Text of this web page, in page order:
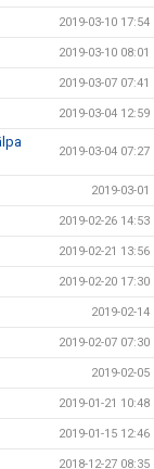
2019-03-10 17:54
2019-03-10 08:01
2019-03-07 07:41
2019-03-04 12:59
2019-03-04 07:27
2019-03-01
2019-02-26 14:53
2019-02-21 13:56
2019-02-20 17:30
2019-02-14
2019-02-07 07:30
2019-02-05
2019-01-21 10:48
2019-01-15 12:46
2018-12-27 08:35